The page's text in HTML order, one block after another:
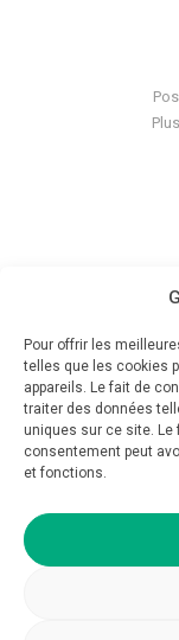
Pour offrir les
telles que les cookies
appareils. Le fait de
traiter des données
uniques sur ce site. Le
consentement peut
et fonctions.